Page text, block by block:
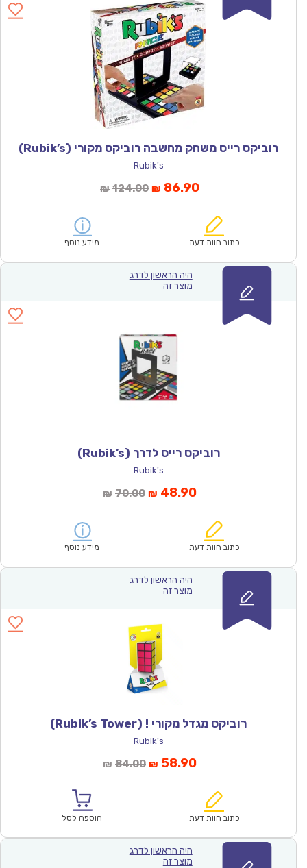
רוביקס רייס משחק מחשבה רוביקס מקורי (Rubik’s)
Rubik's
₪ 124.00המחיר
₪124.00.
₪ 86.90המחיר
הוא:
כתוב חוות דעת מידע נוסף
היה הראשון לדרג
מוצר זה
רוביקס רייס לדרך (Rubik’s)
Rubik's
₪ 70.00המחיר
₪70.00.
₪ 48.90המחיר
הוא:
כתוב חוות דעת מידע נוסף
היה הראשון לדרג
מוצר זה
רוביקס מגדל מקורי ! (Rubik’s Tower)
Rubik's
₪ 84.00המחיר
₪84.00.
₪ 58.90המחיר
הוא:
כתוב חוות דעת הוספה לסל
היה הראשון לדרג
מוצר זה